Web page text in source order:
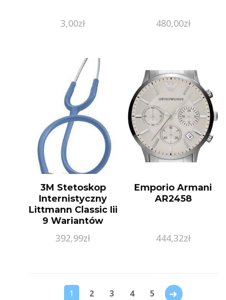
3,00zł 480,00zł
3M Stetoskop
Internistyczny
Littmann Classic Iii
9 Wariantów
Kolorystycznych
Limonka
392,99zł
Emporio Armani
AR2458
444,32zł
1 2 3 4 5